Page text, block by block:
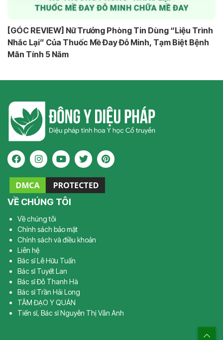
[GÓC REVIEW] Nữ Trưởng Phòng Tin Dùng “Liệu Trình
Nhắc Lại” Của Thuốc Mề Đay Đỗ Minh, Tạm Biệt Bệnh
Mãn Tính 5 Năm
VỀ CHÚNG TÔI
Về chúng tôi
Chính sách bảo mật
Chính sách và điều khoản
Liên hệ
Bác sĩ Lê Hữu Tuấn
Bác sĩ Tuyết Lan
Bác sĩ Đỗ Thanh Hà
Bác sĩ Trần Hải Long
TÂM ĐẠO Y QUÁN
Tiến sĩ, Bác sĩ Nguyễn Thị Vân Anh